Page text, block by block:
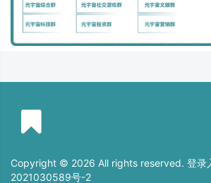
Copyright © 2026 All rights reserved. 登录
2021030589号-2